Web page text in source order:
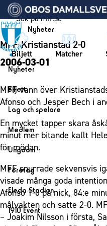
Vidare till innehållet
Nyheter
Biljett Matcher
Nyheter
Nyheter
Kalender
Biljett
Biljett
Årskort herr
Årskort dam
Mitt MFF
Biljetter till bortamatcher
Biljettvillkor
Lag och spelare
Lag
Herrlaget
Spelare
Ledarstab
Damlaget
Spelare
Ledarstab
Medlem
Medlemskap i Malmö FF
Ungdom
MFF Ungdom
Sommarfotboll
Skånecupen
Fotbollsskolan
Företag
Bli företagspartner
Nätverket
Klubbstolar
Eleda Stadion
Eleda Stadion
Erics Bar & Restaurang
1910 Event
MFF-Kristianstad 2-0
2006-03-01
MFF vann över
Afonso och Jesper Bech i
En mycket tapper skara
minut mer bitande kallt
för mödan.
MFF snurrade sekvensvis
visade många goda
Afonso 1-0 på nick, 84:e
målvakten och satte 2-0.
– Joakim Nilsson i första,